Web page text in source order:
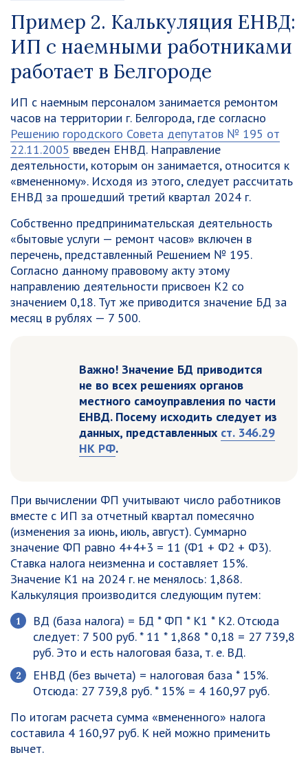
Пример 2. Калькуляция ЕНВД:
ИП с наемными работниками
работает в Белгороде
ИП с наемным персоналом занимается ремонтом
часов на территории г. Белгорода, где согласно
Решению городского Совета депутатов № 195 от
22.11.2005 введен ЕНВД. Направление
деятельности, которым он занимается, относится к
«вмененному». Исходя из этого, следует рассчитать
ЕНВД за прошедший третий квартал 2024 г.
Собственно предпринимательская деятельность
«бытовые услуги — ремонт часов» включен в
перечень, представленный Решением № 195.
Согласно данному правовому акту этому
направлению деятельности присвоен К2 со
значением 0,18. Тут же приводится значение БД за
месяц в рублях — 7 500.
Важно! Значение БД приводится
не во всех решениях органов
местного самоуправления по части
ЕНВД. Посему исходить следует из
данных, представленных ст. 346.29
НК РФ.
При вычислении ФП учитывают число работников
вместе с ИП за отчетный квартал помесячно
(изменения за июнь, июль, август). Суммарно
значение ФП равно 4+4+3 = 11 (Ф1 + Ф2 + Ф3).
Ставка налога неизменна и составляет 15%.
Значение К1 на 2024 г. не менялось: 1,868.
Калькуляция производится следующим путем:
ВД (база налога) = БД * ФП * К1 * К2. Отсюда
следует: 7 500 руб. * 11 * 1,868 * 0,18 = 27 739,8
руб. Это и есть налоговая база, т. е. ВД.
ЕНВД (без вычета) = налоговая база * 15%.
Отсюда: 27 739,8 руб. * 15% = 4 160,97 руб.
По итогам расчета сумма «вмененного» налога
составила 4 160,97 руб. К ней можно применить
вычет.